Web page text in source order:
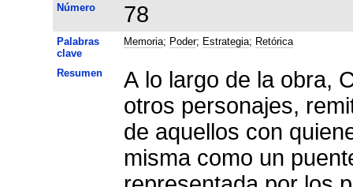
Número 78
Palabras
clave
Memoria; Poder; Estrategia; Retórica
Resumen
A lo largo de la obra,
otros personajes,
de aquellos con
misma como un